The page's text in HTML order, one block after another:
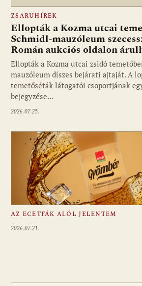
ZSARUHÍREK
Ellopták a Kozma utcai
Schmidl-mauzóleum
Román aukciós oldalon
Ellopták a Kozma utcai zsidó
mauzóleum díszes bejárati ajtaját. A
temetőséták látogatói csoportjának
bejegyzése…
2026.07.25.
AZ ECETFÁK ALÓL JELENTEM
2026.07.21.